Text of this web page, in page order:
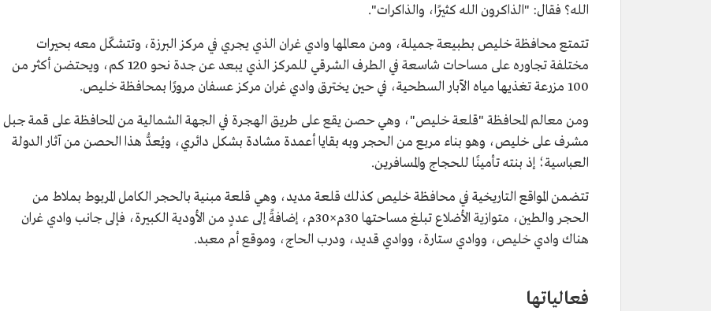
الله؟ فقال: "الذاكرون الله كثيرًا، والذاكرات".
تتمتع محافظة خليص بطبيعة جميلة، ومن معالمها وادي غران الذي يجري في مركز البرزة، وتتشكّل معه بحيرات
مختلفة تجاوره على مساحات شاسعة في الطرف الشرقي للمركز الذي يبعد عن جدة نحو 120 كم، ويحتضن أكثر من
100 مزرعة تغذيها مياه الآبار السطحية، في حين يخترق وادي غران مركز عسفان مرورًا بمحافظة خليص.
ومن معالم المحافظة "قلعة خليص"، وهي حصن يقع على طريق الهجرة في الجهة الشمالية من المحافظة على قمة جبل
مشرف على خليص، وهو بناء مربع من الحجر وبه بقايا أعمدة مشادة بشكل دائري، ويُعدُّ هذا الحصن من آثار الدولة
العباسية؛ إذ بنته تأمينًا للحجاج والمسافرين.
تتضمن المواقع التاريخية في محافظة خليص كذلك قلعة مديد، وهي قلعة مبنية بالحجر الكامل المربوط بملاط من
الحجر والطين، متوازية الأضلاع تبلغ مساحتها 30م×30م، إضافةً إلى عددٍ من الأودية الكبيرة، فإلى جانب وادي غران
هناك وادي خليص، ووادي ستارة، ووادي قديد، ودرب الحاج، وموقع أم معبد.
فعالياتها